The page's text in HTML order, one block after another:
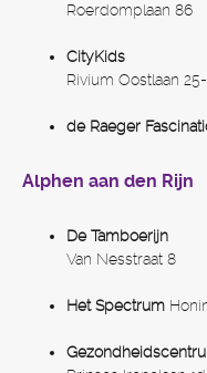
Roerdomplaan 86
CityKids
Rivium Oostlaan
de Raeger
Alphen aan den Rijn
De Tamboerijn
Van Nesstraat 8
Het Spectrum